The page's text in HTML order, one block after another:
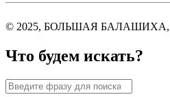
© 2025, БОЛЬШАЯ БАЛАШИХА,
Что будем искать?